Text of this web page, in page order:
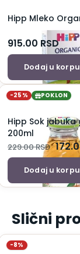
Hipp Mleko
915.00 RSD
Dodaj u korpu
-25% POKLON
Hipp Sok jabuka
200ml
229.00RSD
Dodaj u korpu
Slični
-8%